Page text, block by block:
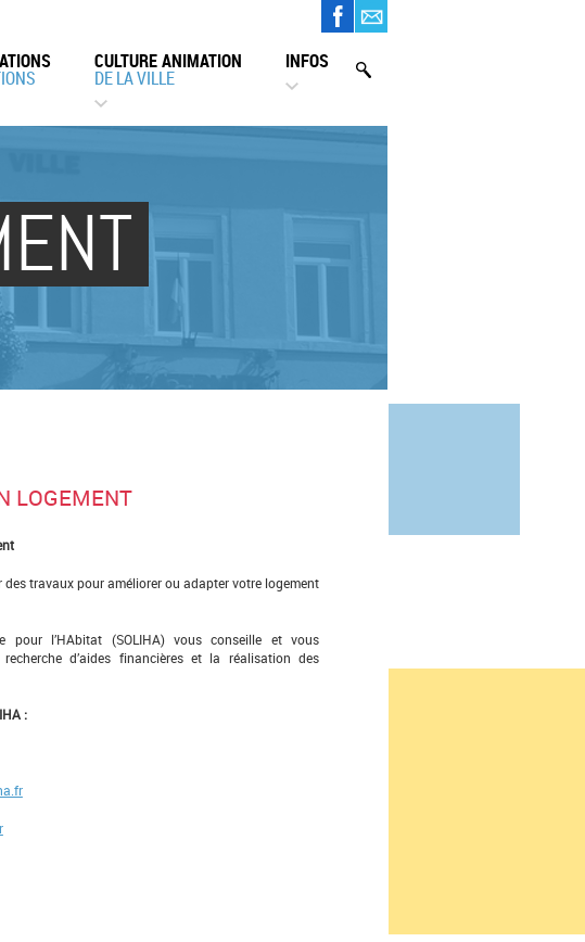
CULTURE ANIMATION
DE LA VILLE
INFOS
LOGEMENT
travaux pour améliorer ou adapter votre logement
pour l’HAbitat (SOLIHA) vous conseille et vous
d’aides financières et la réalisation des
: